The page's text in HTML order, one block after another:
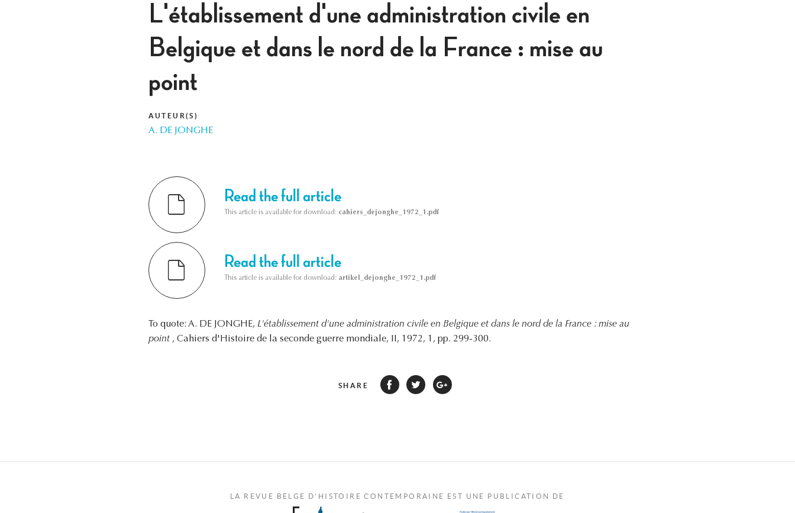
L'établissement d'une administration civile en
Belgique et dans le nord de la France : mise au
point
AUTEUR(S)
A. DE JONGHE
Read the full article
This article is available for download: cahiers_dejonghe_1972_1.pdf
Read the full article
This article is available for download: artikel_dejonghe_1972_1.pdf
To quote: A. DE JONGHE, L'établissement d'une administration civile en Belgique et dans le nord de la France : mise au
point , Cahiers d'Histoire de la seconde guerre mondiale, II, 1972, 1, pp. 299-300.
SHARE
LA REVUE BELGE D'HISTOIRE CONTEMPORAINE EST UNE PUBLICATION DE